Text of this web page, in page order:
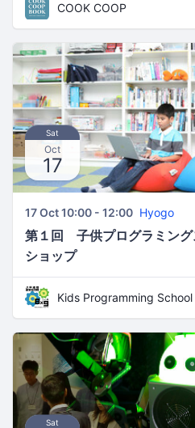
COOK COOP
Sat
Oct
17
17 Oct 10:00 - 12:00 Hyogo
第１回 子供プログラミン
ショップ
Sat